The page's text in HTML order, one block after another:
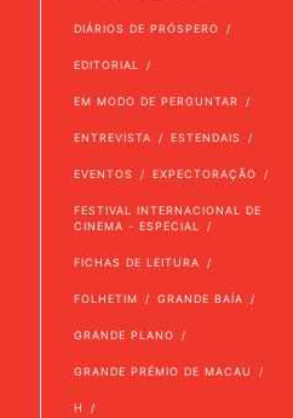
DIÁRIOS DE PRÓSPERO
EDITORIAL
EM MODO DE PERGUNTAR
ENTREVISTA ESTENDAIS
EVENTOS EXPECTORAÇÃO
FESTIVAL INTERNACIONAL DE
CINEMA - ESPECIAL
FICHAS DE LEITURA
FOLHETIM GRANDE BAÍA
GRANDE PLANO
GRANDE PRÉMIO DE MACAU
H